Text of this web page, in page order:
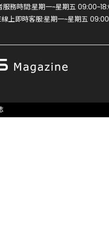
服務時間:星期一~星期五
線上即時客服:星期一~星期五